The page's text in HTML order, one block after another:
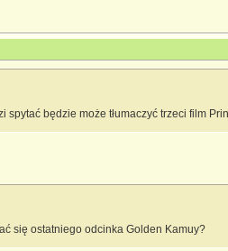
spytać będzie może tłumaczyć trzeci film
się ostatniego odcinka Golden Kamuy?